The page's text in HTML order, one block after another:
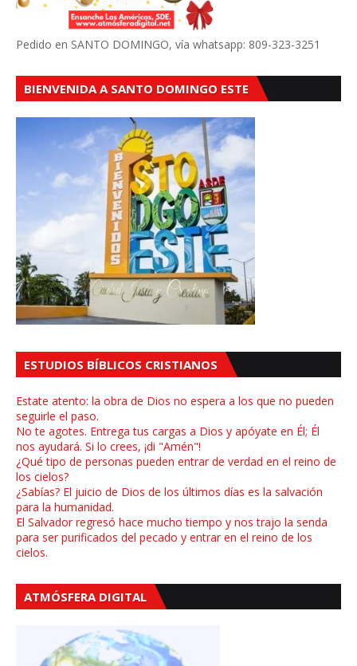
Pedido en SANTO DOMINGO, vía whatsapp: 809-323-3251
BIENVENIDA A SANTO DOMINGO ESTE
ESTUDIOS BÍBLICOS CRISTIANOS
Estate atento: la obra de Dios no espera a los que no pueden
seguirle el paso.
No te agotes. Entrega tus cargas a Dios y apóyate en Él; Él
nos ayudará. Si lo crees, ¡di "Amén"!
¿Qué tipo de personas pueden entrar de verdad en el reino de
los cielos?
¿Sabías? El juicio de Dios de los últimos días es la salvación
para la humanidad.
El Salvador regresó hace mucho tiempo y nos trajo la senda
para ser purificados del pecado y entrar en el reino de los
cielos.
ATMÓSFERA DIGITAL